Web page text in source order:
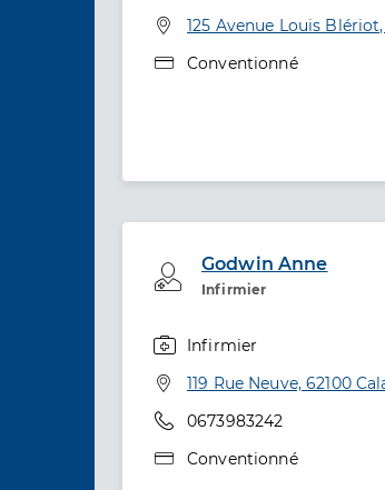
Adresse
125 Avenue Louis
Type de convention
Conventionné
Godwin Anne
Infirmier
Professionel
Infirmier
Adresse
119 Rue Neuve, 62100
Téléphone
0673983242
Type de convention
Conventionné